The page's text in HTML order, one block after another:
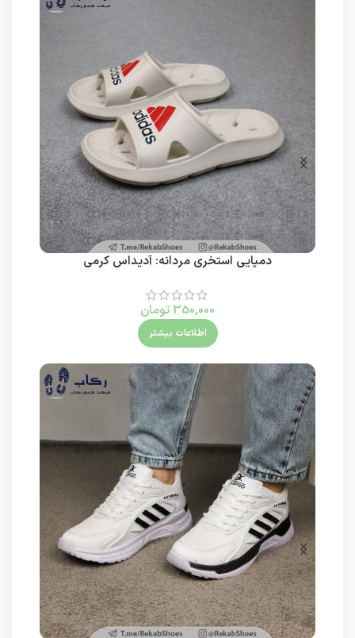
دمپایی استخری مردانه: آدیداس کرمی
350,000 تومان
اطلاعات بیشتر